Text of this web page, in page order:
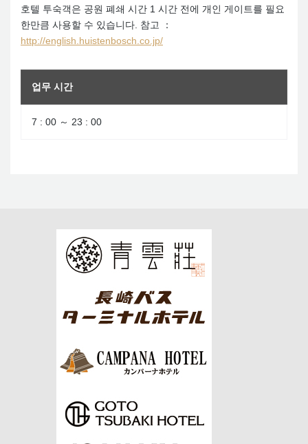
호텔 투숙객은 공원 폐쇄 시간 1 시간 전에 개인 게이트를 필요
한만큼 사용할 수 있습니다. 참고 ：
http://english.huistenbosch.co.jp/
업무 시간
7 : 00 ～ 23 : 00